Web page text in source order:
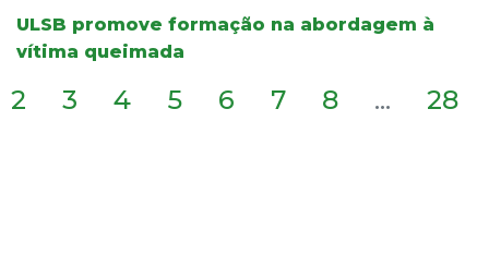
ULSB promove formação na abordagem à
vítima queimada
2 3 4 5 6 7 8 ... 28